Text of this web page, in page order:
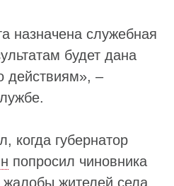
назначена служебная
будет дана
действиям», –
когда губернатор
попросил чиновника
жалобы жителей села